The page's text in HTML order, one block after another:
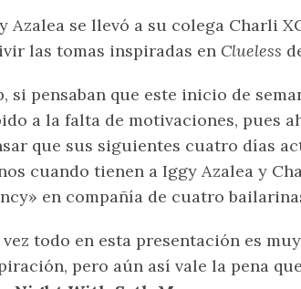
Azalea se llevó a su colega Charli
las tomas inspiradas en Clueless
si pensaban que este inicio de
a la falta de motivaciones, pues
que sus siguientes cuatro días
cuando tienen a Iggy Azalea y
en compañía de cuatro
todo en esta presentación es
pero aún así vale la pena